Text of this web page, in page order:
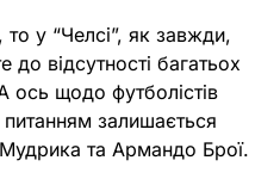
у “Челсі”, як завжди,
відсутності багатьох
ось щодо футболістів
залишається
та Армандо Брої.